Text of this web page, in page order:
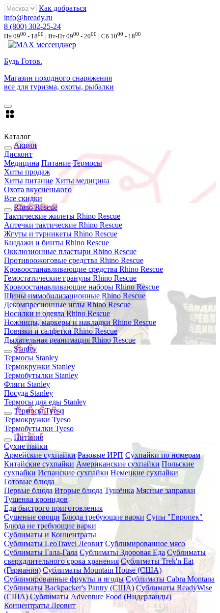
Как добраться
info@bready.ru
8 (800) 302-25-24
Пн 0900 - 1800 | Вт-Пт 0900 - 2000 | Сб 1000 - 1800
Будь Готов.
Магазин походного снаряжения
все для туризма, охоты, рыбалки
Каталог
Акции
Дисконт
Медицина Питание Термосы
Хиты продаж
Хиты питание Хиты медицина
Охота вкусненького
Все скидки
Rhino Rescue
Тактические жилеты Rhino Rescue
Аптечки тактические Rhino Rescue
Жгуты и турникеты Rhino Rescue
Бандажи и бинты Rhino Rescue
Окклюзионные пластыри Rhino Rescue
Противоожоговые средства Rhino Rescue
Кровоостанавливающие средства Rhino Rescue
Гемостатические гранулы Rhino Rescue
Кровоостанавливающие наборы Rhino Rescue
Шины иммобилизационные Rhino Rescue
Декомпресионные иглы Rhino Rescue
Носилки и одеяла Rhino Rescue
Ножницы, маркеры и накладки Rhino Rescue
Повязки и салфетки Rhino Rescue
Дыхательная реанимация Rhino Rescue
Stanley
Термосы Stanley
Термокружки Stanley
Термобутылки Stanley
Фляги Stanley
Посуда Stanley
Термосы для еды Stanley
Термосы Tyeso
Термокружки Tyeso
Термобутылки Tyeso
Питание
Сухие пайки
Армейские сухпайки Разовые ИРП Сухпайки по номерам
Китайские сухпайки Американские сухпайки Польские
сухпайки Испанские сухпайки Немецкие сухпайки
Готовые блюда
Первые блюда Вторые блюда Тушёнка Мясные заправки
Тушенка кронидов
Еда быстрого приготовления
Сушеные овощи Блюда требующие варки Супы "Европек"
Блюда не требующие варки
Сублиматы и Концентраты
Сублиматы LeoTravel Леовит Сублимированное мясо
Сублиматы Гала-Гала Сублиматы Здоровая Еда Сублиматы
сверхдлительного срока хранения Сублиматы Trek'n Eat
(Германия) Сублиматы Mountain House (США)
Сублимированные фрукты и ягоды Сублиматы Cabra Montana
Сублиматы Backpacker's Pantry (США) Сублиматы ReadyWise
(США) Сублиматы Adventure Food (Нидерланды)
Концентраты Леовит